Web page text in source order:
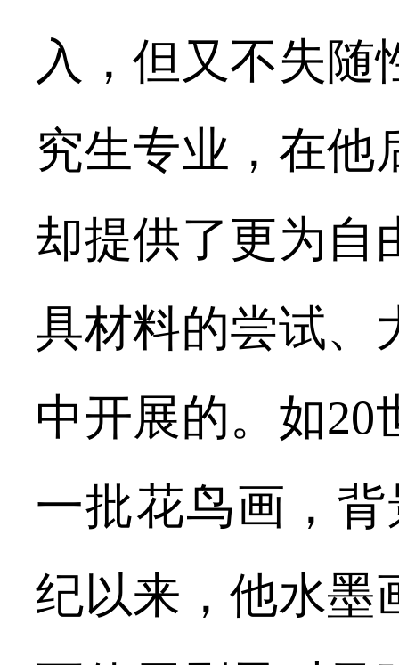
入，但又不失随
究生专业，在他
却提供了更为自
具材料的尝试、
中开展的。如
一批花鸟画，
纪以来，他水墨